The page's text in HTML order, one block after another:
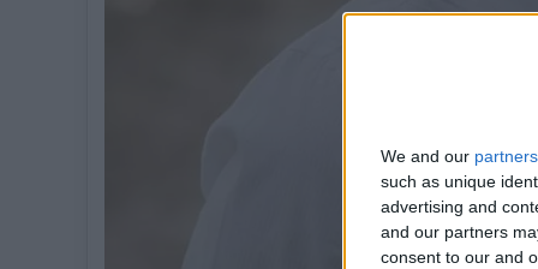
We and our partners
such as unique
advertising and
and our partners
consent to our and